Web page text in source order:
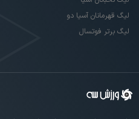
لیگ قهرمانان آسیا دو
لیگ برتر فوتسال